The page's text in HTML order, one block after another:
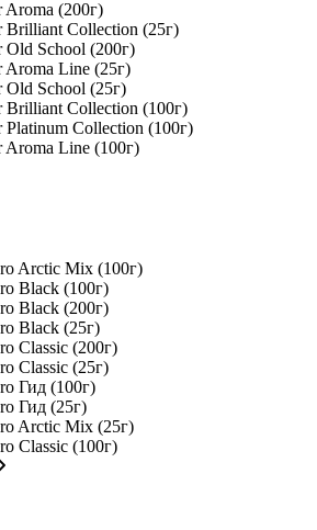
Aroma (200г)
Brilliant Collection (25г)
Old School (200г)
Aroma Line (25г)
Old School (25г)
Brilliant Collection (100г)
Platinum Collection (100г)
Aroma Line (100г)
Arctic Mix (100г)
Black (100г)
Black (200г)
Black (25г)
Classic (200г)
Classic (25г)
Гид (100г)
Гид (25г)
Arctic Mix (25г)
Classic (100г)